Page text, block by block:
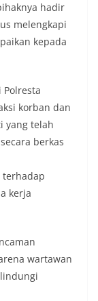
hadir
melengkapi
kepada
korban dan
yang telah
berkas
terhadap
kerja
wartawan